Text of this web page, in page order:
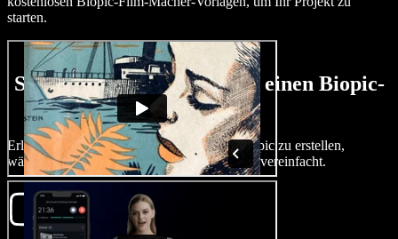
starten.
So erstellen Sie in Minuten einen Biopic-
Film
Erleben Sie die Magie, in Minuten einen Biopic zu erstellen,
während Speechify Studio das Filmemachen vereinfacht.